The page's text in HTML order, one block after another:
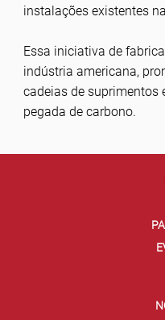
instalações existentes
Essa iniciativa de
indústria americana,
cadeias de suprimentos
pegada de carbono.